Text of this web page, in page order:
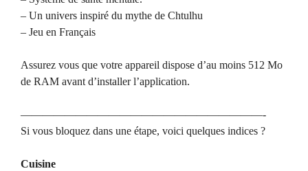
– Un univers inspiré du mythe de Chtulhu
– Jeu en Français
Assurez vous que votre appareil dispose d’au moins 512 Mo
de RAM avant d’installer l’application.
——————————————————————-
Si vous bloquez dans une étape, voici quelques indices ?
Cuisine